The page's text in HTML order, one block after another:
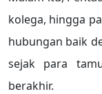
kolega, hingga
hubungan baik
sejak para
berakhir.